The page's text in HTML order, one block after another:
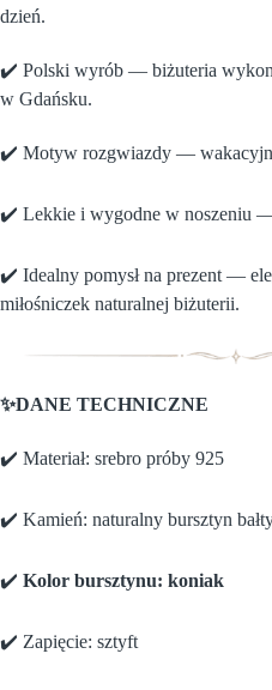
dzień.
✔️ Polski wyrób — biżuteria
w Gdańsku.
✔️ Motyw rozgwiazdy —
✔️ Lekkie i wygodne w noszeniu —
✔️ Idealny pomysł na prezent —
miłośniczek naturalnej biżuterii.
✨DANE TECHNICZNE
✔️ Materiał: srebro próby 925
✔️ Kamień: naturalny bursztyn
✔️ Kolor bursztynu: koniak
✔️ Zapięcie: sztyft